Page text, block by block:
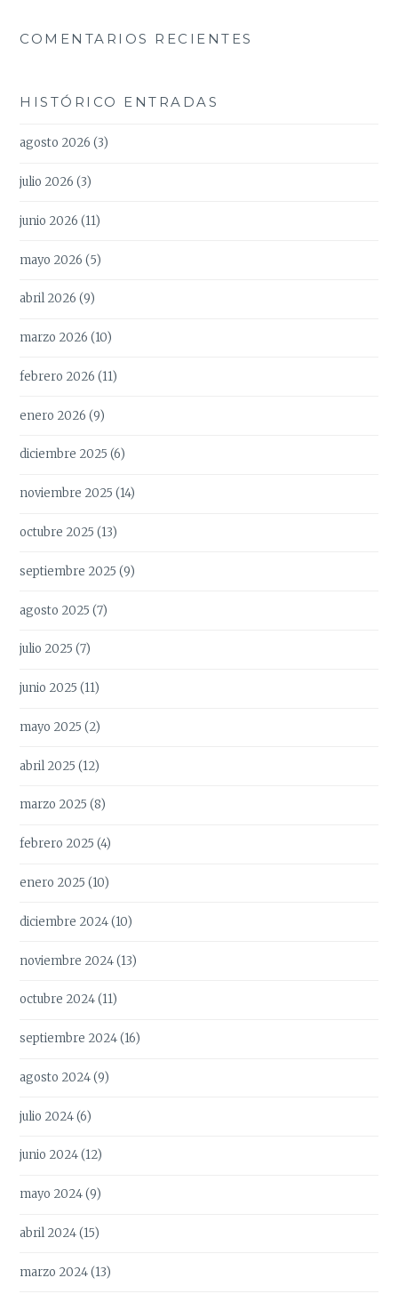
COMENTARIOS RECIENTES
HISTÓRICO ENTRADAS
agosto 2026 (3)
julio 2026 (3)
junio 2026 (11)
mayo 2026 (5)
abril 2026 (9)
marzo 2026 (10)
febrero 2026 (11)
enero 2026 (9)
diciembre 2025 (6)
noviembre 2025 (14)
octubre 2025 (13)
septiembre 2025 (9)
agosto 2025 (7)
julio 2025 (7)
junio 2025 (11)
mayo 2025 (2)
abril 2025 (12)
marzo 2025 (8)
febrero 2025 (4)
enero 2025 (10)
diciembre 2024(10)
noviembre 2024(13)
octubre 2024(11)
septiembre 2024(16)
agosto 2024(9)
julio 2024(6)
junio 2024(12)
mayo 2024(9)
abril 2024(15)
marzo 2024(13)